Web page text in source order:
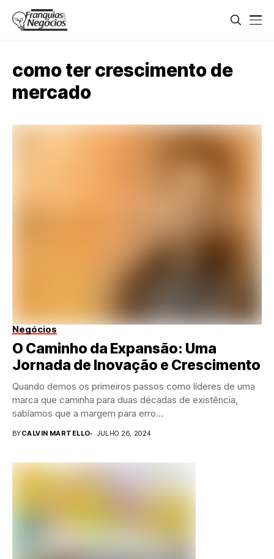
como ter crescimento de
mercado
Negócios
O Caminho da Expansão: Uma
Jornada de Inovação e Crescimento
Quando demos os primeiros passos como líderes de uma
marca que caminha para duas décadas de existência,
sabíamos que a margem para erro...
BYCALVIN MARTELLO JULHO 26, 2024